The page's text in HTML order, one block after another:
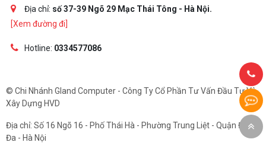
Địa chỉ: số 37-39 Ngõ 29 Mạc Thái Tông - Hà Nội.
[Xem đường đi]
Hotline: 0334577086
© Chi Nhánh Gland Computer - Công Ty Cổ Phần Tư Vấn Đầu Tư Và
Xây Dựng HVD
Địa chỉ: Số 16 Ngõ 16 - Phố Thái Hà - Phường Trung Liệt - Quận Đống
Đa - Hà Nội